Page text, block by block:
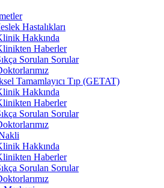
Hastalıkları
Hakkında
Haberler
Sorulan Sorular
Tamamlayıcı Tıp (GETAT)
Hakkında
Haberler
Sorulan Sorular
Hakkında
Haberler
Sorulan Sorular